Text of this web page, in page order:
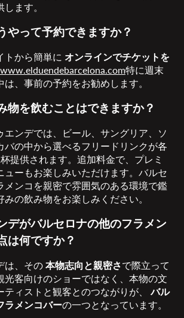
ます。
やって予約できますか？
トから簡単に オンラインでチケットを
www.elduendebarcelona.com特に週末
、事前の予約をお勧めします。
物を飲むことはできますか？
エンデでは、ビール、サングリア、ソ
バの中から選べるフリードリンクが各
提供されます。追加料金で、プレミ
ューもお楽しみいただけます。バルセ
メンコを親密で雰囲気のある環境で鑑
の飲み物をお楽しみください。
デがバルセロナの他のフラメン
は何ですか？
は、その本物志向と親密さで際立って
光客向けのショーではなく、本物の文
ティストと観客とのつながりが、バル
ラメンコバーの一つとなっています。